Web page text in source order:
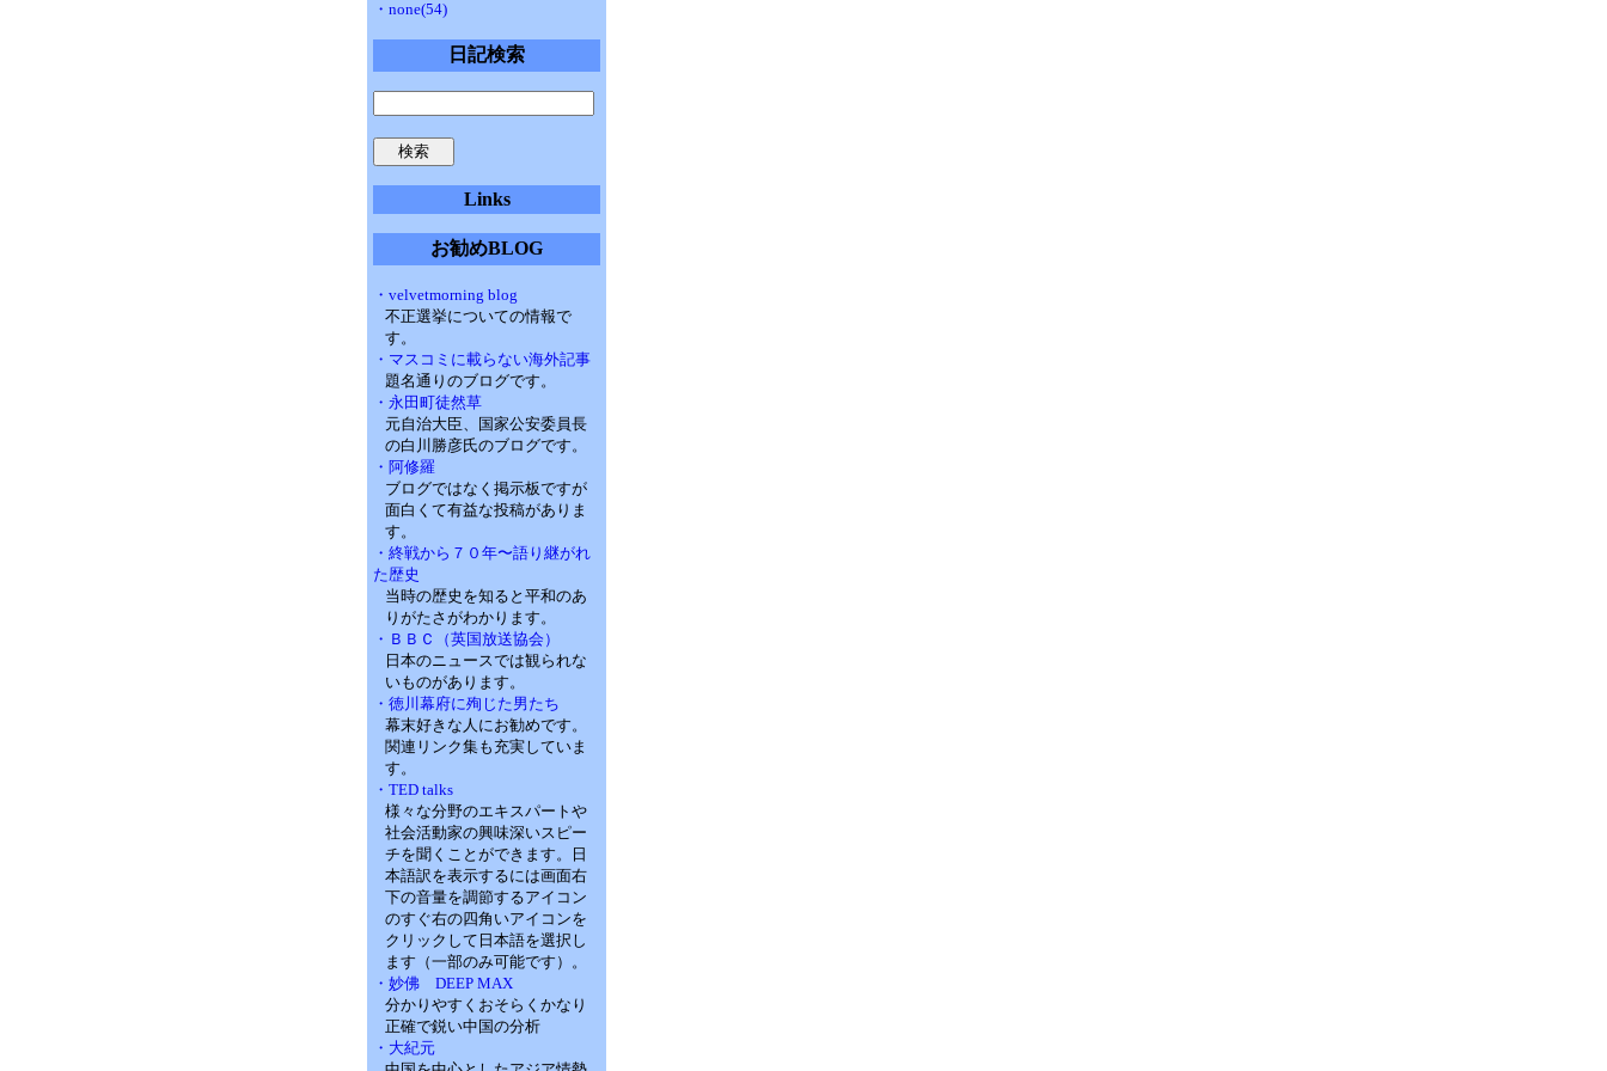
・none(54)
日記検索
Links
お勧めBLOG
・velvetmorning blog
不正選挙についての情報で
す。
・マスコミに載らない海外記事
題名通りのブログです。
・永田町徒然草
元自治大臣、国家公安委員長
の白川勝彦氏のブログです。
・阿修羅
ブログではなく掲示板ですが
面白くて有益な投稿がありま
す。
・終戦から７０年〜語り継がれ
た歴史
当時の歴史を知ると平和のあ
りがたさがわかります。
・ＢＢＣ（英国放送協会）
日本のニュースでは観られな
いものがあります。
・徳川幕府に殉じた男たち
幕末好きな人にお勧めです。
関連リンク集も充実していま
す。
・TED talks
様々な分野のエキスパートや
社会活動家の興味深いスピー
チを聞くことができます。日
本語訳を表示するには画面右
下の音量を調節するアイコン
のすぐ右の四角いアイコンを
クリックして日本語を選択し
ます（一部のみ可能です）。
・妙佛 DEEP MAX
分かりやすくおそらくかなり
正確で鋭い中国の分析
・大紀元